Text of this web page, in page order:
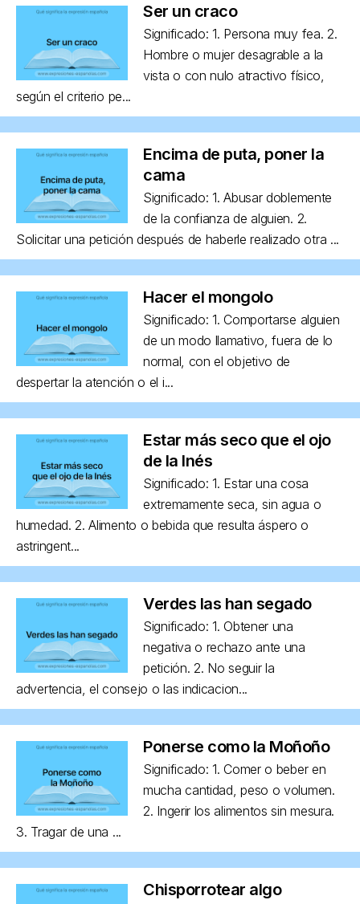
Ser un craco
Significado: 1. Persona muy fea. 2.
Hombre o mujer desagrable a la
vista o con nulo atractivo físico,
según el criterio pe...
Encima de puta, poner la
cama
Significado: 1. Abusar doblemente
de la confianza de alguien. 2.
Solicitar una petición después de haberle realizado otra ...
Hacer el mongolo
Significado: 1. Comportarse alguien
de un modo llamativo, fuera de lo
normal, con el objetivo de
despertar la atención o el i...
Estar más seco que el ojo
de la Inés
Significado: 1. Estar una cosa
extremamente seca, sin agua o
humedad. 2. Alimento o bebida que resulta áspero o
astringent...
Verdes las han segado
Significado: 1. Obtener una
negativa o rechazo ante una
petición. 2. No seguir la
advertencia, el consejo o las indicacion...
Ponerse como la Moñoño
Significado: 1. Comer o beber en
mucha cantidad, peso o volumen.
2. Ingerir los alimentos sin mesura.
3. Tragar de una ...
Chisporrotear algo